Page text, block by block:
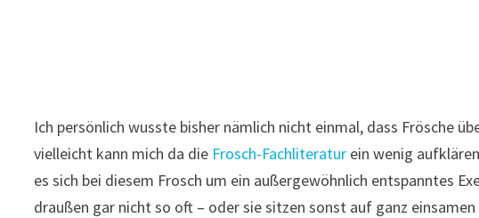
Ich persönlich wusste bisher nämlich nicht einmal, dass Frösche
vielleicht kann mich da die Frosch-Fachliteratur ein wenig
es sich bei diesem Frosch um ein außergewöhnlich entspanntes
draußen gar nicht so oft – oder sie sitzen sonst auf ganz einsamen